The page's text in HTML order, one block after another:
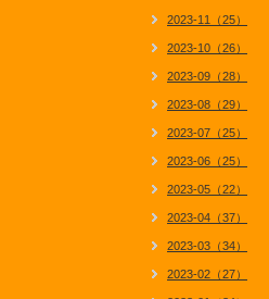
2023-11（25）
2023-10（26）
2023-09（28）
2023-08（29）
2023-07（25）
2023-06（25）
2023-05（22）
2023-04（37）
2023-03（34）
2023-02（27）